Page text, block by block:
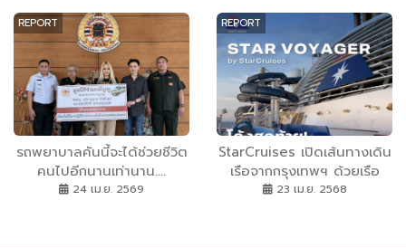
เขียวแห่งปี 8-9 พ.ย. ที่ช่างชุ่ย
ครีเอทีฟพาร์ค
สินค้าประมง ร่วมยกระดับการ
พัฒนาอาชีพเพื่อเพิ่มรายได้
ในปี 2568
REPORT
รถพยาบาลคันนี้จะได้ช่วยชีวิต
คนไปอีกนานเท่านาน….
24 เม.ย. 2569
REPORT
StarCruises เปิดเส้นทางเดิน
เรือจากกรุงเทพฯ ด้วยเรือ
Star Voyager ล่องเรือ 5 คืน
23 เม.ย. 2568